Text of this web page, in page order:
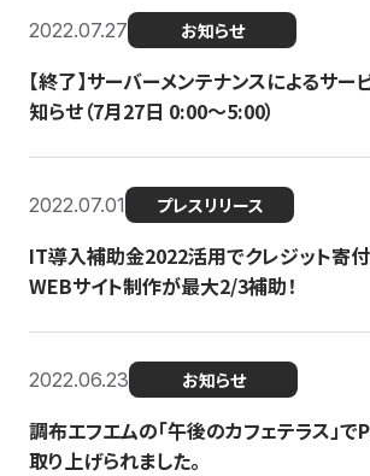
2022.07.27 お知らせ
【終了】サーバーメンテナンスによるサ
知らせ（7月27日 0:00〜5:00）
2022.07.01 プレスリリース
IT導入補助金2022活用でクレジット寄
WEBサイト制作が最大2/3補助！
2022.06.23 お知らせ
調布エフエムの「午後のカフェテラス」
取り上げられました。